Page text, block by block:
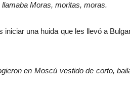
Moras, moritas, moras.
una huida que les llevó a
en Moscú vestido de corto,